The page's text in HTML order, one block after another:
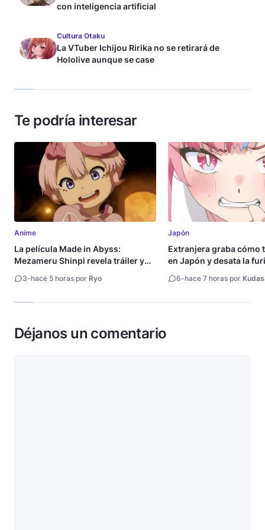
con inteligencia artificial
Cultura Otaku
La VTuber Ichijou Ririka no se retirará de
Hololive aunque se case
Te podría interesar
Anime
La película Made in Abyss:
Mezameru Shinpi revela tráiler y
3-hace 5 horas por Ryo
Japón
Extranjera graba cómo
en Japón y desata la
6-hace 7 horas por
Déjanos un comentario